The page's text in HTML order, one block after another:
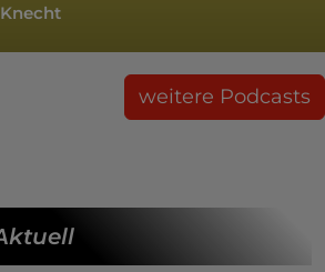
weitere Podcasts